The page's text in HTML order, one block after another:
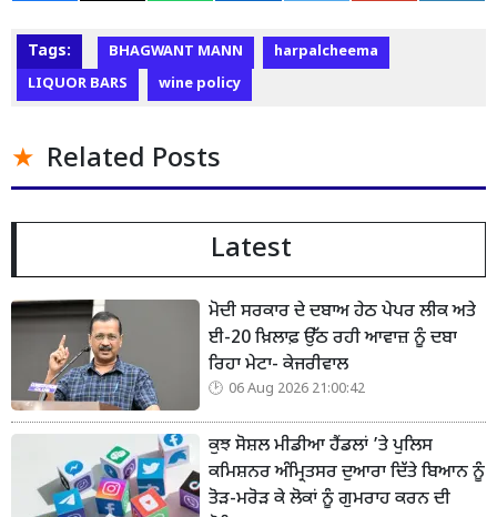
Tags: BHAGWANT MANN
harpalcheema
LIQUOR BARS
wine policy
Related Posts
Latest
ਮੋਦੀ ਸਰਕਾਰ ਦੇ ਦਬਾਅ ਹੇਠ ਪੇਪਰ ਲੀਕ ਅਤੇ
ਈ-20 ਖ਼ਿਲਾਫ਼ ਉੱਠ ਰਹੀ ਆਵਾਜ਼ ਨੂੰ ਦਬਾ
ਰਿਹਾ ਮੇਟਾ- ਕੇਜਰੀਵਾਲ
06 Aug 2026 21:00:42
ਕੁਝ ਸੋਸ਼ਲ ਮੀਡੀਆ ਹੈਂਡਲਾਂ ’ਤੇ ਪੁਲਿਸ
ਕਮਿਸ਼ਨਰ ਅੰਮ੍ਰਿਤਸਰ ਦੁਆਰਾ ਦਿੱਤੇ ਬਿਆਨ ਨੂੰ
ਤੋੜ-ਮਰੋੜ ਕੇ ਲੋਕਾਂ ਨੂੰ ਗੁਮਰਾਹ ਕਰਨ ਦੀ